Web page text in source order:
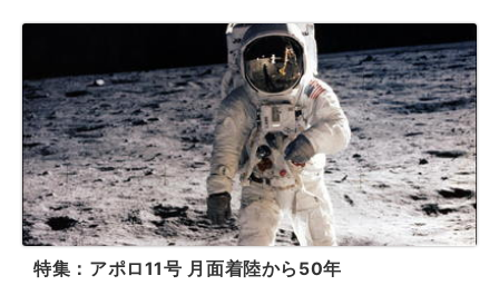
特集：アポロ11号 月面着陸から50年